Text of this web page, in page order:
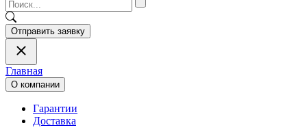
Отправить заявку
Главная
О компании
Гарантии
Доставка